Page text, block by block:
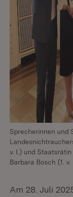
Sprecherinnen und
v. l.) und
Barbara Bosch (1. v.
Am 28. Juli